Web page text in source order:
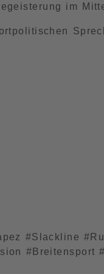
im
#Slackline
#Breitensport